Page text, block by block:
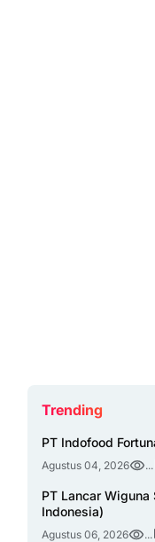
Trending
PT Indofood
Agustus 04, 2026 ...
PT Lancar
Indonesia)
Agustus 06, 2026 ...